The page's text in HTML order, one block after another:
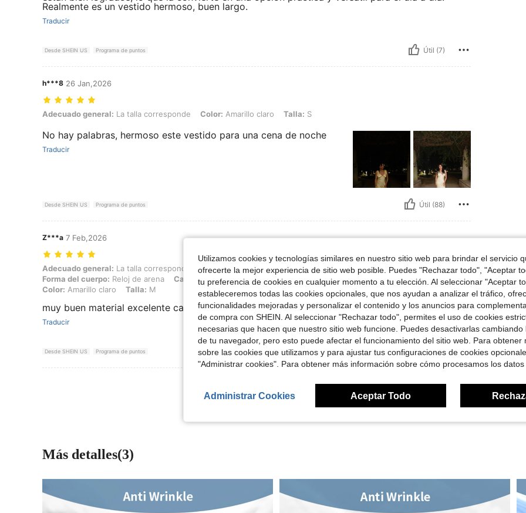
Realmente es un vestido hermoso, buen largo.
Traducir
Desde SHEIN US Programa de puntos Útil (7)
h***8 26 Jan,2026
Adecuado general: La talla corresponde, Color: Amarillo claro, Talla: S
Adecuado general: La talla corresponde Color: Amarillo claro Talla: S
No hay palabras, hermoso este vestido para una cena de noche
Traducir
Desde SHEIN US Programa de puntos Útil (88)
Z***a 7 Feb,2026
Adecuado general: La talla corresponde, Altura: 169 cm / 67 in, Peso: 64 kg / 141 lbs, Forma del cuerpo: Reloj de arena, Caderas: 107 cm / 42 in,
Adecuado general: La talla corresponde Altura:169 cm / 67 in Peso: 64 kg / 141 lbs
Forma del cuerpo: Reloj de arena Caderas: 107 cm / 42 in Cintura:76 cm / 30 in Busto: 96 cm / 38 in
Color: Amarillo claro Talla: M
muy buen material excelente calidad
Traducir
Desde SHEIN US Programa de puntos Útil (5)
Más detalles(3)
Utilizamos cookies y tecnologías similares en nuestro sitio web para brindar el servicio
ofrecerte la mejor experiencia de sitio web posible. Puedes "Rechazar todo", "Aceptar
tu preferencia de cookies en cualquier momento a tu elección. Al seleccionar "Aceptar
estableceremos todas las cookies opcionales, que nos ayudan a analizar el tráfico,
funcionalidades mejoradas y personalizar el contenido y los anuncios para
de compra con SHEIN. Al seleccionar "Rechazar todo", permites el uso de cookies
necesarias que hacen que nuestro sitio web funcione. Puedes desactivarlas cambiando
de tu navegador, pero esto puede afectar el funcionamiento del sitio web. Para obtener
sobre las cookies que utilizamos y para ajustar tus configuraciones de cookies
"Administrar cookies". Para obtener más información sobre cómo procesamos los datos
Administrar Cookies Aceptar Todo